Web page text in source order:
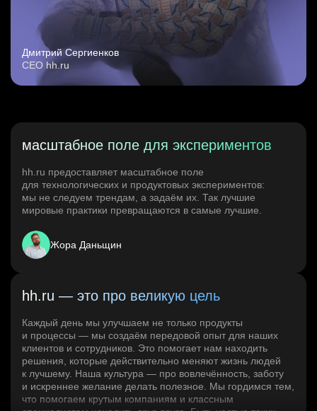
Дмитрий Сергиенков
CEO hh.ru
масштабное поле для экспериментов
hh.ru предоставляет масштабное поле
для технологических и продуктовых экспериментов:
мы не следуем трендам, а задаём их. Так лучшие
мировые практики превращаются в самые лучшие.
Жора Даньщин
hh.ru — это про великую цель
Каждый день мы улучшаем не только продукты
и процессы — мы создаём передовой опыт для наших
клиентов и сотрудников. Это помогает нам находить
решения, которые действительно меняют жизнь людей
к лучшему. Наша культура — про вовлечённость, заботу
и искреннее желание делать полезное. Мы гордимся тем,
что помогаем крутым компаниям и классным